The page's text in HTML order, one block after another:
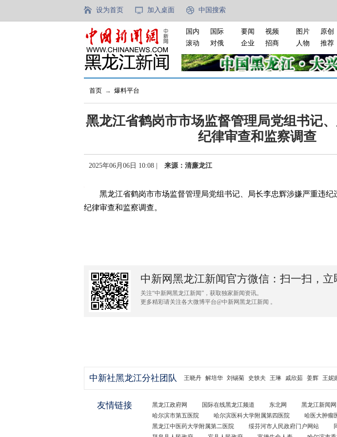
设为首页 加入桌面 中国搜索
国内
国际
滚动
对俄
要闻
视频
企业
招商
图片
原创
人物
推荐
首页 → 爆料平台
黑龙江省鹤岗市市场监督管理局党组书记
纪律审查和监察调查
2025年06月06日 10:08 | 来源：清廉龙江
黑龙江省鹤岗市市场监督管理局党组书记、局长李忠辉涉嫌严重违纪
纪律审查和监察调查。
中新网黑龙江新闻官方微信：扫一扫，立
关注“中新网黑龙江新闻”，获取独家新闻资讯。
更多精彩请关注各大微博平台@中新网黑龙江新闻 。
中新社黑龙江分社团队 王晓丹 解培华 刘锡菊 史轶夫 王琳 戚欣茹 姜辉 王妮
友情链接 黑龙江政府网 国际在线黑龙江频道 东北网 黑龙江新闻网
哈尔滨市第五医院
哈尔滨医科大学附属第四医院 哈医大肿瘤
黑龙江中医药大学附属第二医院
绥芬河市人民政府门户网站